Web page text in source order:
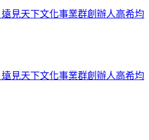
見天下文化事業群創辦人高希均
見天下文化事業群創辦人高希均